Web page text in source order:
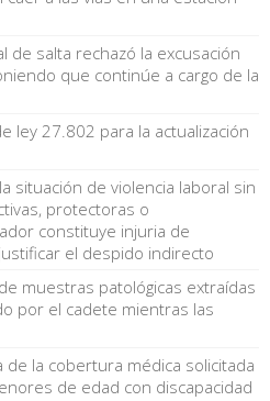
de salta rechazó la excusación
que continúe a cargo de la
ley 27.802 para la actualización
situación de violencia laboral sin
protectoras o
constituye injuria de
el despido indirecto
muestras patológicas extraídas
por el cadete mientras las
de la cobertura médica solicitada
de edad con discapacidad